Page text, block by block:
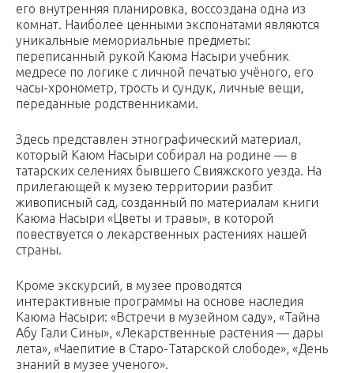
его внутренняя планировка, воссоздана одна из
комнат. Наиболее ценными экспонатами являются
уникальные мемориальные предметы:
переписанный рукой Каюма Насыри учебник
медресе по логике с личной печатью учёного, его
часы-хронометр, трость и сундук, личные вещи,
переданные родственниками.
Здесь представлен этнографический материал,
который Каюм Насыри собирал на родине — в
татарских селениях бывшего Свияжского уезда. На
прилегающей к музею территории разбит
живописный сад, созданный по материалам книги
Каюма Насыри «Цветы и травы», в которой
повествуется о лекарственных растениях нашей
страны.
Кроме экскурсий, в музее проводятся
интерактивные программы на основе наследия
Каюма Насыри: «Встречи в музейном саду», «Тайна
Абу Гали Сины», «Лекарственные растения — дары
лета», «Чаепитие в Старо-Татарской слободе», «День
знаний в музее ученого».